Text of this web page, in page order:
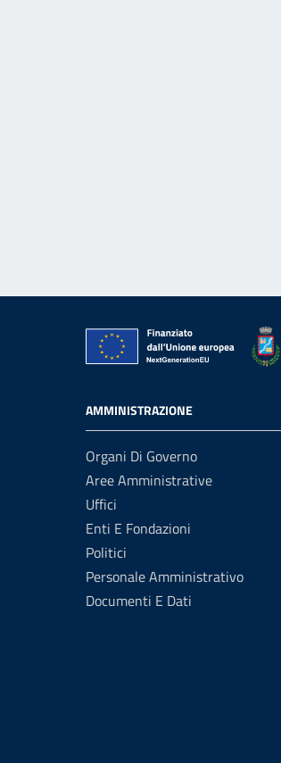
AMMINISTRAZIONE
Organi Di Governo
Aree Amministrative
Uffici
Enti E Fondazioni
Politici
Personale Amministrativo
Documenti E Dati